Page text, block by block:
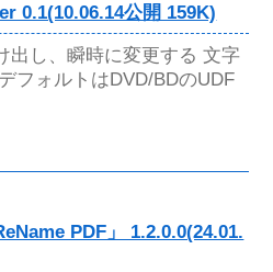
0.1(10.06.14公開 159K)
出し、瞬時に変更する 文字
フォルトはDVD/BDのUDF
PDF」 1.2.0.0(24.01.